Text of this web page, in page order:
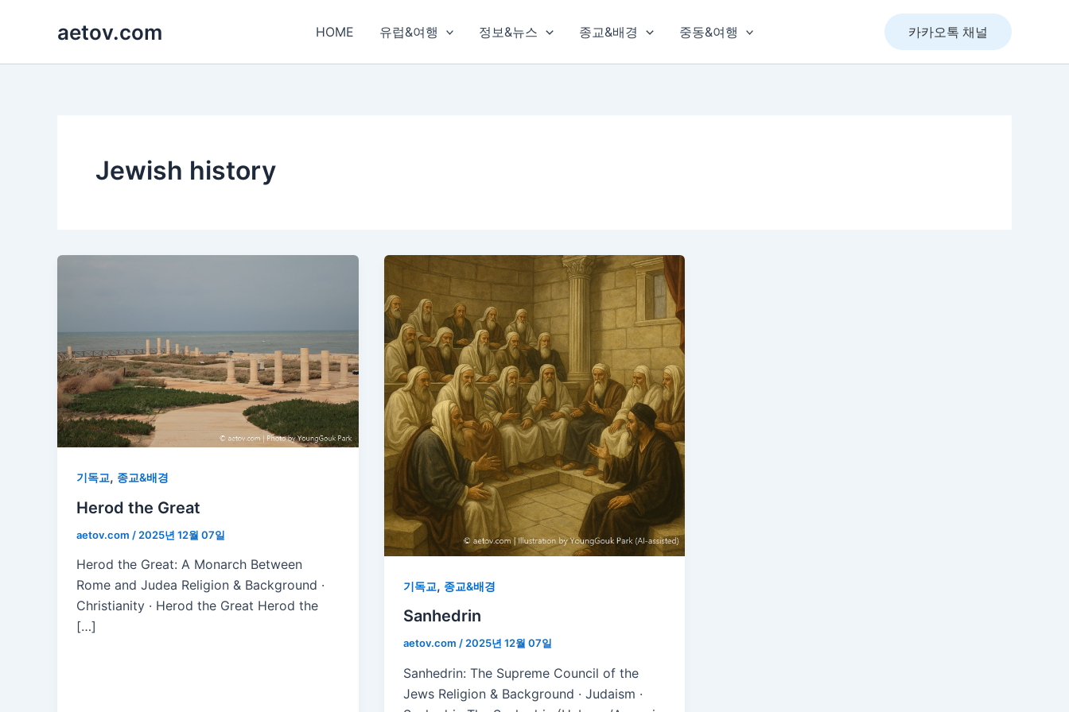
aetov.com HOME 유럽&여행 정보&뉴스 종교&배경 중동&여행 카카오톡 채널
Jewish history
기독교, 종교&배경
Herod the Great
aetov.com / 2025년 12월 07일
Herod the Great: A Monarch Between
Rome and Judea Religion & Background ·
Christianity · Herod the Great Herod the
[…]
기독교, 종교&배경
Sanhedrin
aetov.com /2025년 12월 07일
Sanhedrin: The Supreme Council of the
Jews Religion & Background · Judaism ·